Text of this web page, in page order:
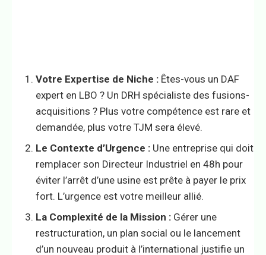
Votre Expertise de Niche : Êtes-vous un DAF
expert en LBO ? Un DRH spécialiste des fusions-
acquisitions ? Plus votre compétence est rare et
demandée, plus votre TJM sera élevé.
Le Contexte d’Urgence : Une entreprise qui doit
remplacer son Directeur Industriel en 48h pour
éviter l’arrêt d’une usine est prête à payer le prix
fort. L’urgence est votre meilleur allié.
La Complexité de la Mission : Gérer une
restructuration, un plan social ou le lancement
d’un nouveau produit à l’international justifie un